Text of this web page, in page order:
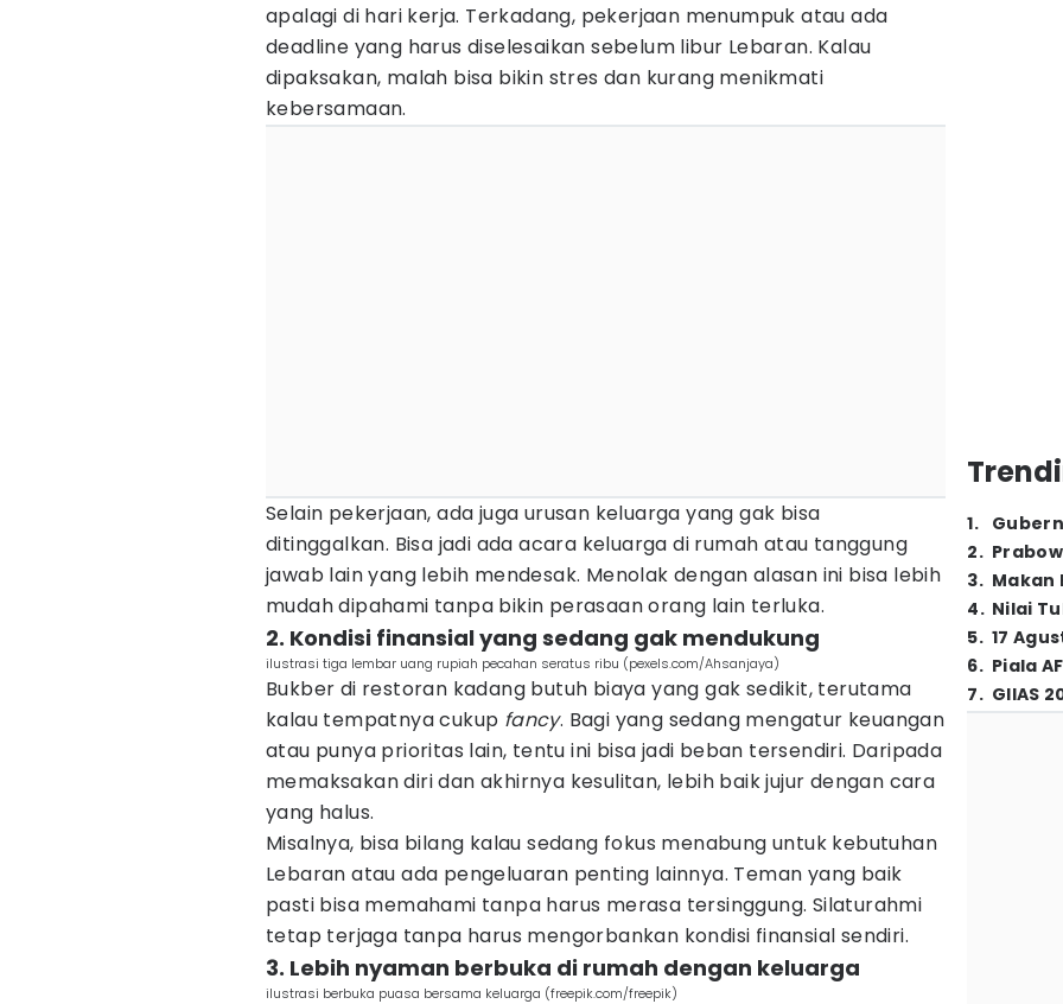
apalagi di hari kerja. Terkadang, pekerjaan menumpuk atau ada
deadline yang harus diselesaikan sebelum libur Lebaran. Kalau
dipaksakan, malah bisa bikin stres dan kurang menikmati
kebersamaan.
Selain pekerjaan, ada juga urusan keluarga yang gak bisa
ditinggalkan. Bisa jadi ada acara keluarga di rumah atau tanggung
jawab lain yang lebih mendesak. Menolak dengan alasan ini bisa lebih
mudah dipahami tanpa bikin perasaan orang lain terluka.
2. Kondisi finansial yang sedang gak mendukung
ilustrasi tiga lembar uang rupiah pecahan seratus ribu (pexels.com/Ahsanjaya)
Bukber di restoran kadang butuh biaya yang gak sedikit, terutama
kalau tempatnya cukup fancy. Bagi yang sedang mengatur keuangan
atau punya prioritas lain, tentu ini bisa jadi beban tersendiri. Daripada
memaksakan diri dan akhirnya kesulitan, lebih baik jujur dengan cara
yang halus.
Misalnya, bisa bilang kalau sedang fokus menabung untuk kebutuhan
Lebaran atau ada pengeluaran penting lainnya. Teman yang baik
pasti bisa memahami tanpa harus merasa tersinggung. Silaturahmi
tetap terjaga tanpa harus mengorbankan kondisi finansial sendiri.
3. Lebih nyaman berbuka di rumah dengan keluarga
ilustrasi berbuka puasa bersama keluarga (freepik.com/freepik)
1.
2.
3. Makan
4. Nilai
5. 17
6. Piala
7. GIIAS